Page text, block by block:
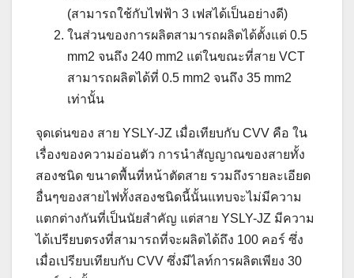
(สามารถใช้กับไฟฟ้า 3 เฟสได้เป็นอย่างดี)
ในส่วนของการผลิตสามารถผลิตได้ตั้งแต่ 0.5
mm2 จนถึง 240 mm2 แต่ในขณะที่สาย VCT
สามารถผลิตได้ที่ 0.5 mm2 จนถึง 35 mm2
เท่านั้น
จุดเด่นของ สาย YSLY-JZ เมื่อเทียบกับ CVV คือ ใน
เรื่องของความอ่อนตัว การนำสัญญาณของสายทั้ง
สองชนิด ขนาดพื้นที่หน้าตัดสาย รวมถึงรายละเอียด
อื่นๆของสายไฟทั้งสองชนิดนี้นั้นแทบจะไม่มีความ
แตกต่างกันที่เป็นนัยสำคัญ แต่สาย YSLY-JZ มีความ
ได้เปรียบตรงที่สามารถที่จะผลิตได้ถึง 100 คอร์ ซึ่ง
เมื่อเปรียบเทียบกับ CVV ซึ่งมีไลท์การผลิตเพียง 30